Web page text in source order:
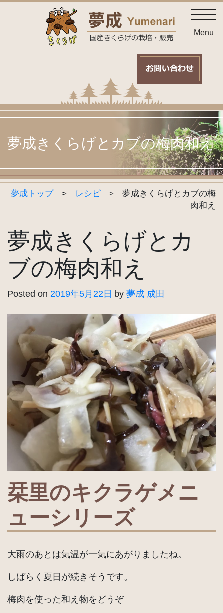
夢成きくらげとカブの梅肉和え
Menu
夢成トップ> レシピ > 夢成きくらげとカブの梅
肉和え
夢成きくらげとカ
ブの梅肉和え
Posted on 2019年5月22日 by 夢成 成田
栞里のキクラゲメニ
ューシリーズ
大雨のあとは気温が一気にあがりましたね。
しばらく夏日が続きそうです。
梅肉を使った和え物をどうぞ